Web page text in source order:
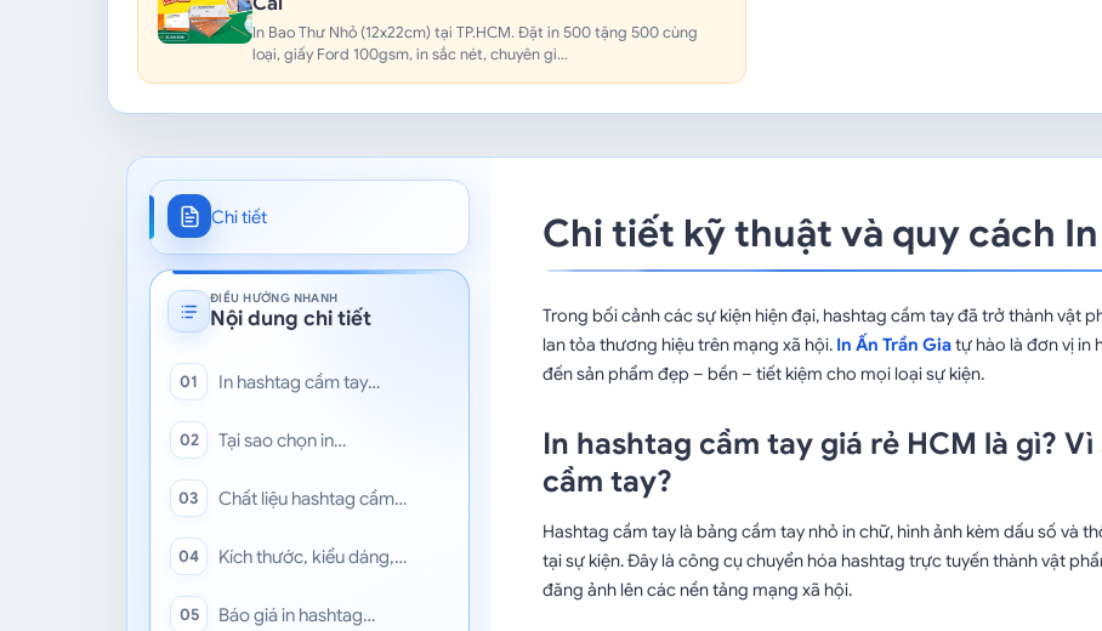
In Bao Thư Nhỏ (12x22cm) tại TP.HCM. Đặt in 500 tặng 500 cùng
loại, giấy Ford 100gsm, in sắc nét, chuyên gi...
Chi tiết
ĐIỀU HƯỚNG NHANH
Nội dung chi tiết
01 In hashtag cầm tay…
02 Tại sao chọn in…
03 Chất liệu hashtag cầm…
04 Kích thước, kiểu dáng,…
05 Báo giá in hashtag…
Chi tiết kỹ thuật và quy cách
Trong bối cảnh các sự kiện hiện đại, hashtag cầm tay đã trở thành vật
lan tỏa thương hiệu trên mạng xã hội. In Ấn Trần Giatự hào là đơn vị in
đến sản phẩm đẹp – bền – tiết kiệm cho mọi loại sự kiện.
In hashtag cầm tay giá rẻ HCM là gì?
cầm tay?
Hashtag cầm tay là bảng cầm tay nhỏ in chữ, hình ảnh kèm dấu số và
tại sự kiện. Đây là công cụ chuyển hóa hashtag trực tuyến thành vật
đăng ảnh lên các nền tảng mạng xã hội.